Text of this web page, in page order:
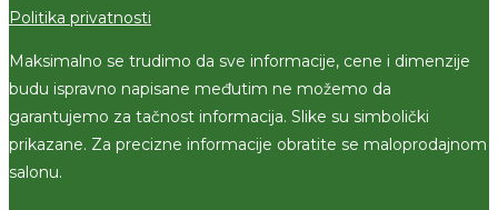
Politika privatnosti
Maksimalno se trudimo da sve informacije, cene i dimenzije
budu ispravno napisane međutim ne možemo da
garantujemo za tačnost informacija. Slike su simbolički
prikazane. Za precizne informacije obratite se maloprodajnom
salonu.